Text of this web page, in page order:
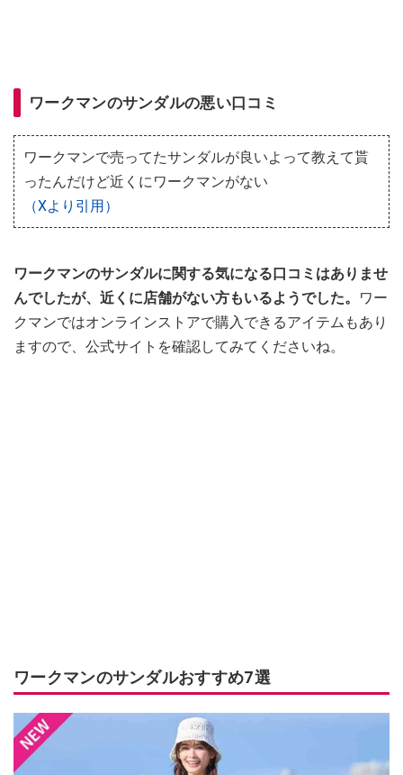
ワークマンのサンダルの悪い口コミ
ワークマンで売ってたサンダルが良いよって教えて貰
ったんだけど近くにワークマンがない
（Xより引用）
ワークマンのサンダルに関する気になる口コミはありませ
んでしたが、近くに店舗がない方もいるようでした。
ワー
クマンではオンラインストアで購入できるアイテムもあり
ますので、公式サイトを確認してみてくださいね。
ワークマンのサンダルおすすめ7選